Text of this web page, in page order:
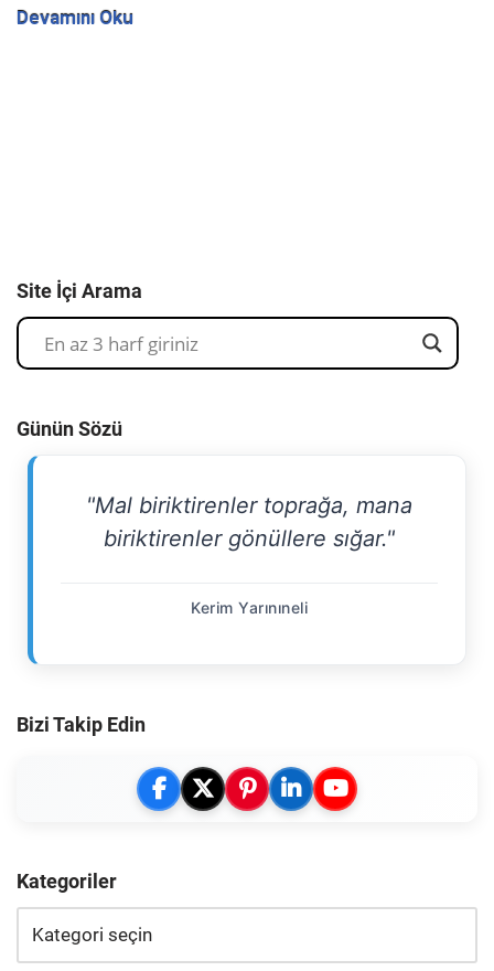
Devamını Oku
Site İçi Arama
Günün Sözü
"Mal biriktirenler toprağa, mana
biriktirenler gönüllere sığar."
Kerim Yarınıneli
Bizi Takip Edin
Kategoriler